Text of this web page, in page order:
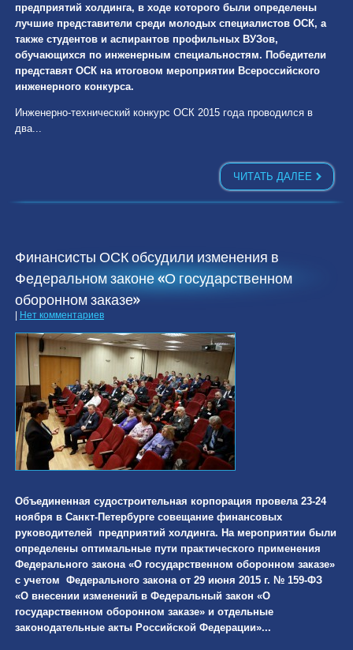
предприятий холдинга, в ходе которого были определены
лучшие представители среди молодых специалистов ОСК, а
также студентов и аспирантов профильных ВУЗов,
обучающихся по инженерным специальностям. Победители
представят ОСК на итоговом мероприятии Всероссийского
инженерного конкурса.
Инженерно-технический конкурс ОСК 2015 года проводился в
два...
ЧИТАТЬ ДАЛЕЕ
Финансисты ОСК обсудили изменения в
Федеральном законе «О государственном
оборонном заказе»
| Нет комментариев
Объединенная судостроительная корпорация провела 23-24
ноября в Санкт-Петербурге совещание финансовых
руководителей предприятий холдинга. На мероприятии были
определены оптимальные пути практического применения
Федерального закона «О государственном оборонном заказе»
с учетом Федерального закона от 29 июня 2015 г. № 159-ФЗ
«О внесении изменений в Федеральный закон «О
государственном оборонном заказе» и отдельные
законодательные акты Российской Федерации»...